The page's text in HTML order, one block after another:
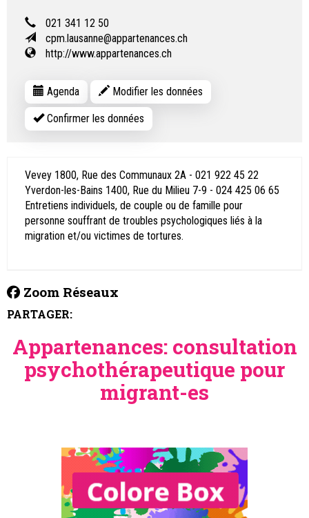
021 341 12 50
cpm.lausanne@appartenances.ch
http://www.appartenances.ch
Agenda Modifier les données
Confirmer les données
Vevey 1800, Rue des Communaux 2A - 021 922 45 22
Yverdon-les-Bains 1400, Rue du Milieu 7-9 - 024 425 06 65
Entretiens individuels, de couple ou de famille pour
personne souffrant de troubles psychologiques liés à la
migration et/ou victimes de tortures.
Zoom Réseaux
PARTAGER:
Appartenances: consultation
psychothérapeutique pour
migrant-es